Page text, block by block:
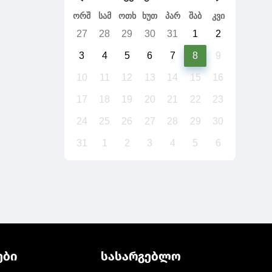
ორშ სამ ოთხ ხუთ პარ შაბ კვი
27 28 29 30 31 1 2
3 4 5 6 7 8 9
10 11 12 13 14 15 16
17 18 19 20 21 22 23
24 25 26 27 28 29 30
31 1 2 3 4 5 6
სასარგებლო